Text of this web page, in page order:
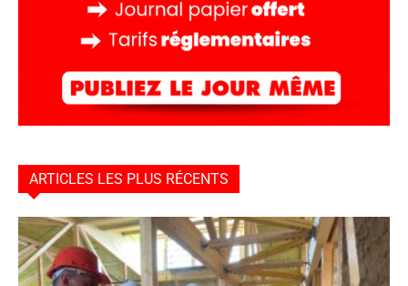
ARTICLES LES PLUS RÉCENTS